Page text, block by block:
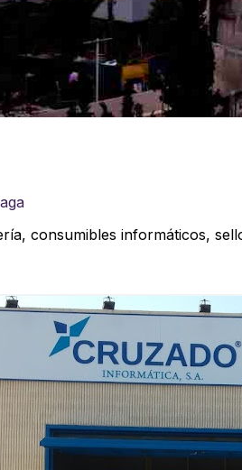
consumibles informáticos,